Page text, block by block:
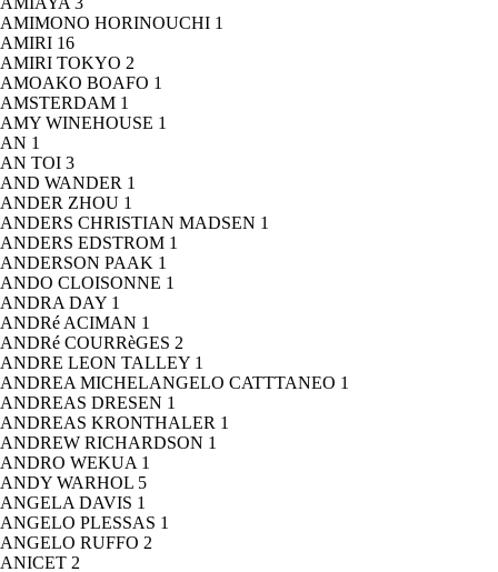
AMIMONO HORINOUCHI 1
AMIRI 16
AMIRI TOKYO 2
AMOAKO BOAFO 1
AMSTERDAM 1
AMY WINEHOUSE 1
AN 1
AN TOI 3
AND WANDER 1
ANDER ZHOU 1
ANDERS CHRISTIAN MADSEN 1
ANDERS EDSTROM 1
ANDERSON PAAK 1
ANDO CLOISONNE 1
ANDRA DAY 1
ANDRé ACIMAN 1
ANDRé COURRèGES 2
ANDRE LEON TALLEY 1
ANDREA MICHELANGELO CATTTANEO 1
ANDREAS DRESEN 1
ANDREAS KRONTHALER 1
ANDREW RICHARDSON 1
ANDRO WEKUA 1
ANDY WARHOL 5
ANGELA DAVIS 1
ANGELO PLESSAS 1
ANGELO RUFFO 2
ANICET 2